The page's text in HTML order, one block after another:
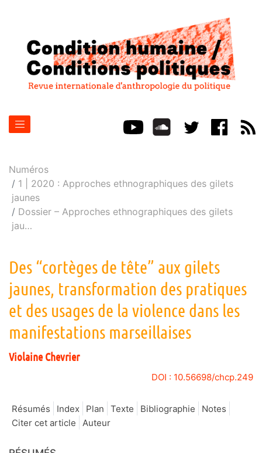
Numéros
1 | 2020 : Approches ethnographiques des gilets
jaunes
Dossier – Approches ethnographiques des gilets
jau…
Des “cortèges de tête” aux gilets
jaunes, transformation des pratiques
et des usages de la violence dans les
manifestations marseillaises
ViolaineChevrier
DOI : 10.56698/chcp.249
Résumés Index Plan Texte Bibliographie
Notes
Citer cet article
Auteur